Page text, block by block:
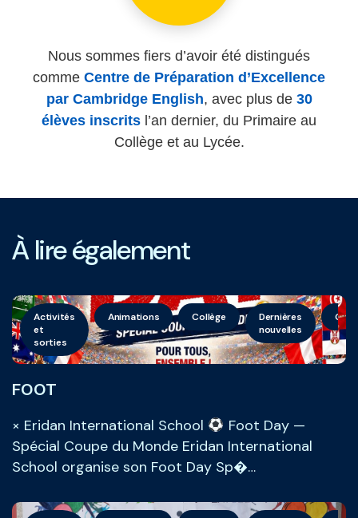
Nous sommes fiers d’avoir été distingués
comme Centre de Préparation d’Excellence
par Cambridge English, avec plus de 30
élèves inscrits l’an dernier, du Primaire au
Collège et au Lycée.
À lire également
Activités
et
sorties
Animations Collège
Dernières
nouvelles
FOOT
× Eridan International School
Foot Day —
Spécial Coupe du Monde Eridan International
School organise son Foot Day Sp�…